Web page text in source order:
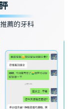
薦的牙科